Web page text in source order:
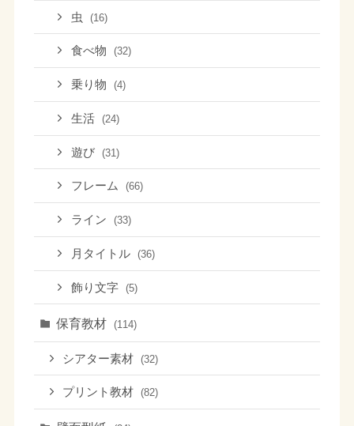
虫 (16)
食べ物 (32)
乗り物 (4)
生活 (24)
遊び (31)
フレーム (66)
ライン (33)
月タイトル (36)
飾り文字 (5)
保育教材 (114)
シアター素材 (32)
プリント教材 (82)